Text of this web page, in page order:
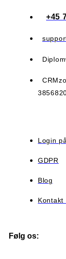
+45
Login
GDPR
Blog
Kontakt
Følg os: